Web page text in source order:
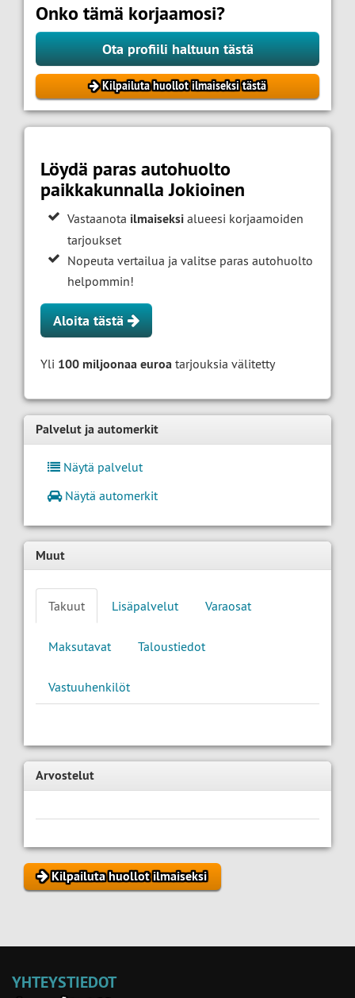
Onko tämä korjaamosi?
Ota profiili haltuun tästä
Kilpailuta huollot ilmaiseksi tästä
Löydä paras autohuolto
paikkakunnalla Jokioinen
Vastaanota ilmaiseksi alueesi korjaamoiden
tarjoukset
Nopeuta vertailua ja valitse paras autohuolto
helpommin!
Aloita tästä
Yli 100 miljoonaa euroa tarjouksia välitetty
Palvelut ja automerkit
Näytä palvelut
Näytä automerkit
Muut
Takuut Lisäpalvelut Varaosat
Maksutavat Taloustiedot
Vastuuhenkilöt
Arvostelut
Kilpailuta huollot ilmaiseksi
YHTEYSTIEDOT